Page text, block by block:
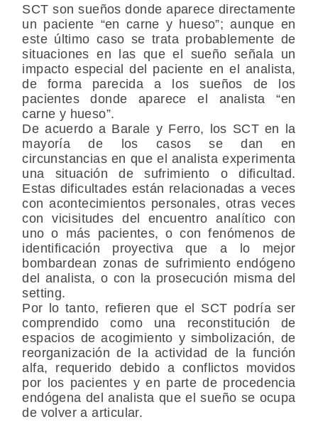
SCT son sueños donde aparece directamente
un paciente “en carne y hueso”; aunque en
este último caso se trata probablemente de
situaciones en las que el sueño señala un
impacto especial del paciente en el analista,
de forma parecida a los sueños de los
pacientes donde aparece el analista “en
carne y hueso”.
De acuerdo a Barale y Ferro, los SCT en la
mayoría de los casos se dan en
circunstancias en que el analista experimenta
una situación de sufrimiento o dificultad.
Estas dificultades están relacionadas a veces
con acontecimientos personales, otras veces
con vicisitudes del encuentro analítico con
uno o más pacientes, o con fenómenos de
identificación proyectiva que a lo mejor
bombardean zonas de sufrimiento endógeno
del analista, o con la prosecución misma del
setting.
Por lo tanto, refieren que el SCT podría ser
comprendido como una reconstitución de
espacios de acogimiento y simbolización, de
reorganización de la actividad de la función
alfa, requerido debido a conflictos movidos
por los pacientes y en parte de procedencia
endógena del analista que el sueño se ocupa
de volver a articular.